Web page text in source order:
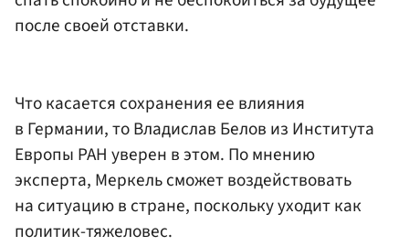
после своей отставки.
Что касается сохранения ее влияния
в Германии, то Владислав Белов из Института
Европы РАН уверен в этом. По мнению
эксперта, Меркель сможет воздействовать
на ситуацию в стране, поскольку уходит как
политик-тяжеловес.